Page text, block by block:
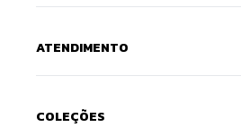
ATENDIMENTO
COLEÇÕES